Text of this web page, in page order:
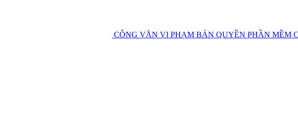
CÔNG VĂN VI PHẠM BẢN QUYỀN PHẦN MỀM